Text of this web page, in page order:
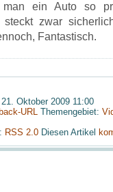
man ein Auto so
steckt zwar
Fantastisch.
Oktober 2009 11:00
URL Themengebiet:
RSS 2.0 Diesen Artikel